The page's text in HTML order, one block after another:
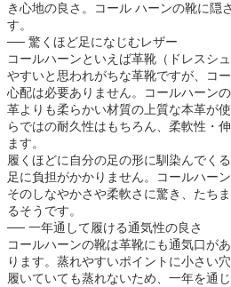
き心地の良さ。コール ハーンの靴に隠
す。
── 驚くほど足になじむレザー
コールハーンといえば革靴（ドレスシ
やすいと思われがちな革靴ですが、コ
心配は必要ありません。コールハーン
革よりも柔らかい材質の上質な本革が
らではの耐久性はもちろん、柔軟性・
ます。
履くほどに自分の足の形に馴染んでく
足に負担がかかりません。コールハー
そのしなやかさや柔軟さに驚き、たち
るそうです。
── 一年通して履ける通気性の良さ
コールハーンの靴は革靴にも通気口が
ります。蒸れやすいポイントに小さい
履いていても蒸れないため、一年を通